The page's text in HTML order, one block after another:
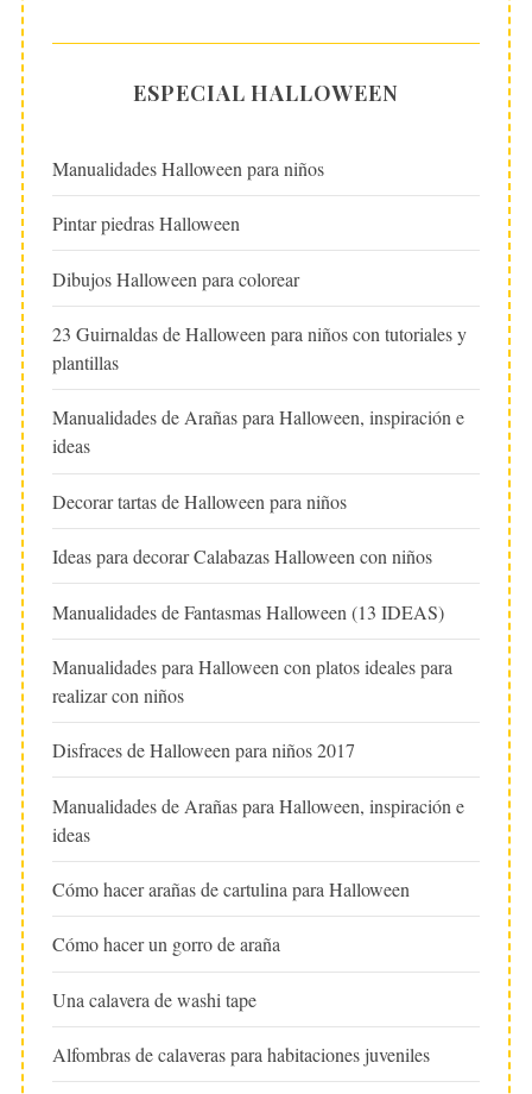
ESPECIAL HALLOWEEN
Manualidades Halloween para niños
Pintar piedras Halloween
Dibujos Halloween para colorear
23 Guirnaldas de Halloween para niños con tutoriales y
plantillas
Manualidades de Arañas para Halloween, inspiración e
ideas
Decorar tartas de Halloween para niños
Ideas para decorar Calabazas Halloween con niños
Manualidades de Fantasmas Halloween (13 IDEAS)
Manualidades para Halloween con platos ideales para
realizar con niños
Disfraces de Halloween para niños 2017
Manualidades de Arañas para Halloween, inspiración e
ideas
Cómo hacer arañas de cartulina para Halloween
Cómo hacer un gorro de araña
Una calavera de washi tape
Alfombras de calaveras para habitaciones juveniles